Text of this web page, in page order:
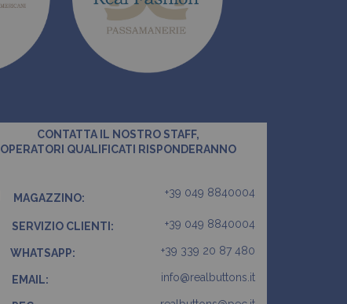
CONTATTA IL NOSTRO STAFF,
OPERATORI QUALIFICATI RISPONDERANNO
MAGAZZINO: +39 049 8840004
SERVIZIO CLIENTI: +39 049 8840004
WHATSAPP: +39 339 20 87 480
EMAIL: info@realbuttons.it